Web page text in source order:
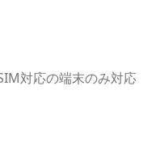
対応の端末のみ対応